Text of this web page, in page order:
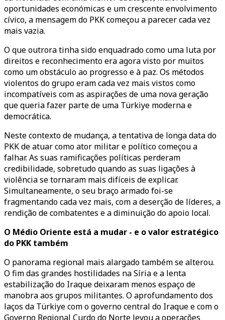
oportunidades económicas e um crescente envolvimento
cívico, a mensagem do PKK começou a parecer cada vez
mais vazia.
O que outrora tinha sido enquadrado como uma luta por
direitos e reconhecimento era agora visto por muitos
como um obstáculo ao progresso e à paz. Os métodos
violentos do grupo eram cada vez mais vistos como
incompatíveis com as aspirações de uma nova geração
que queria fazer parte de uma Türkiye moderna e
democrática.
Neste contexto de mudança, a tentativa de longa data do
PKK de atuar como ator militar e político começou a
falhar. As suas ramificações políticas perderam
credibilidade, sobretudo quando as suas ligações à
violência se tornaram mais difíceis de explicar.
Simultaneamente, o seu braço armado foi-se
fragmentando cada vez mais, com a deserção de líderes, a
rendição de combatentes e a diminuição do apoio local.
O Médio Oriente está a mudar - e o valor estratégico
do PKK também
O panorama regional mais alargado também se alterou.
O fim das grandes hostilidades na Síria e a lenta
estabilização do Iraque deixaram menos espaço de
manobra aos grupos militantes. O aprofundamento dos
laços da Türkiye com o governo central do Iraque e com o
Governo Regional Curdo do Norte levou a operações